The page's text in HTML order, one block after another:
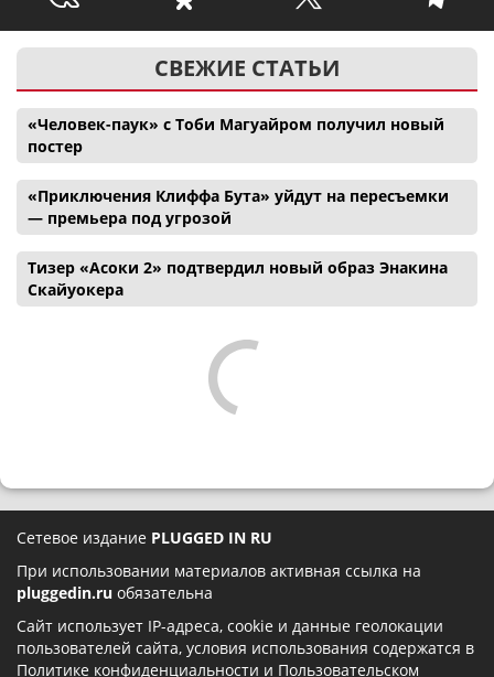
СВЕЖИЕ СТАТЬИ
«Человек-паук» с Тоби Магуайром получил новый
постер
«Приключения Клиффа Бута» уйдут на пересъемки
— премьера под угрозой
Тизер «Асоки 2» подтвердил новый образ Энакина
Скайуокера
Сетевое издание PLUGGED IN RU
При использовании материалов активная ссылка на
pluggedin.ru обязательна
Сайт использует IP-адреса, cookie и данные геолокации
пользователей сайта, условия использования содержатся в
Политике конфиденциальности и Пользовательском